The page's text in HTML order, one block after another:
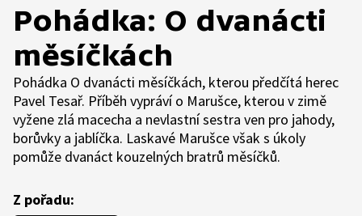
Pohádka: O dvanácti
měsíčkách
Pohádka O dvanácti měsíčkách, kterou předčítá herec
Pavel Tesař. Příběh vypráví o Marušce, kterou v zimě
vyžene zlá macecha a nevlastní sestra ven pro jahody,
borůvky a jablíčka. Laskavé Marušce však s úkoly
pomůže dvanáct kouzelných bratrů měsíčků.
Z pořadu: